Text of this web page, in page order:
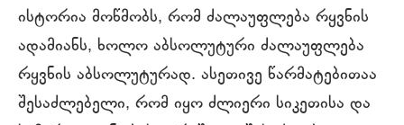
ისტორია მოწმობს, რომ ძალაუფლება რყვნის
ადამიანს, ხოლო აბსოლუტური ძალაუფლება
რყვნის აბსოლუტურად. ასეთივე წარმატებითაა
შესაძლებელი, რომ იყო ძლიერი სიკეთისა და